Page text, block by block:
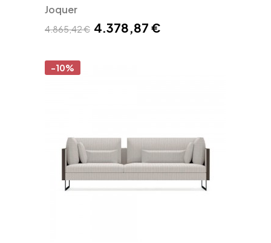
Joquer
4.865,42 € 4.378,87 €
-10%